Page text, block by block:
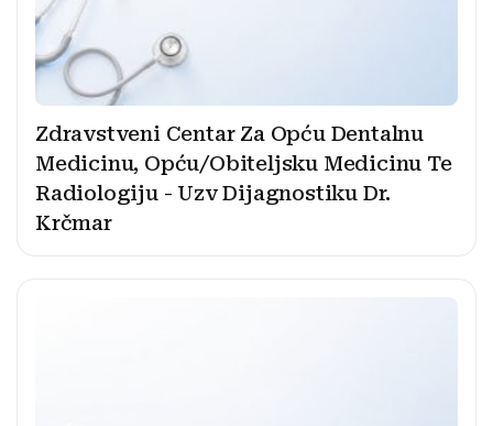
Zdravstveni Centar Za Opću Dentalnu
Medicinu, Opću/Obiteljsku Medicinu Te
Radiologiju - Uzv Dijagnostiku Dr.
Krčmar